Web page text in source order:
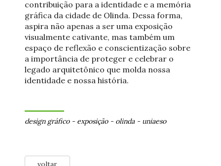
contribuição para a identidade e a memória
gráfica da cidade de Olinda. Dessa forma,
aspira não apenas a ser uma exposição
visualmente cativante, mas também um
espaço de reflexão e conscientização sobre
a importância de proteger e celebrar o
legado arquitetônico que molda nossa
identidade e nossa história.
design gráfico- exposição- olinda- uniaeso
voltar